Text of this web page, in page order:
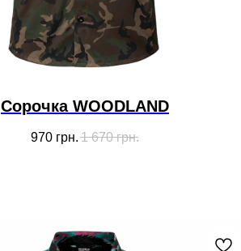
Cорочка WOODLAND
970 грн. 1 670 грн.